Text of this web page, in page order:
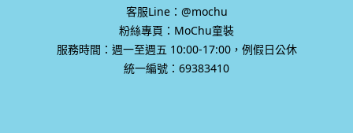
客服Line：@mochu
粉絲專頁：MoChu童裝
服務時間：週一至週五 10:00-17:00，例假日公休
統一編號：69383410